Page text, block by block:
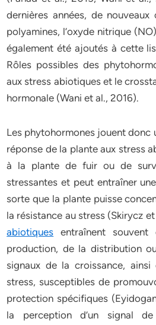
dernières années, de
polyamines, l’oxyde nitrique
également été ajoutés à cette
Rôles possibles des
aux stress abiotiques et le
hormonale (Wani et al., 2016).
Les phytohormones jouent donc
réponse de la plante aux stress
à la plante de fuir ou de
stressantes et peut entraîner
sorte que la plante puisse
la résistance au stress (Skirycz et
abiotiques entraînent
production, de la distribution
signaux de la croissance,
stress, susceptibles de
protection spécifiques
la perception d’un signal